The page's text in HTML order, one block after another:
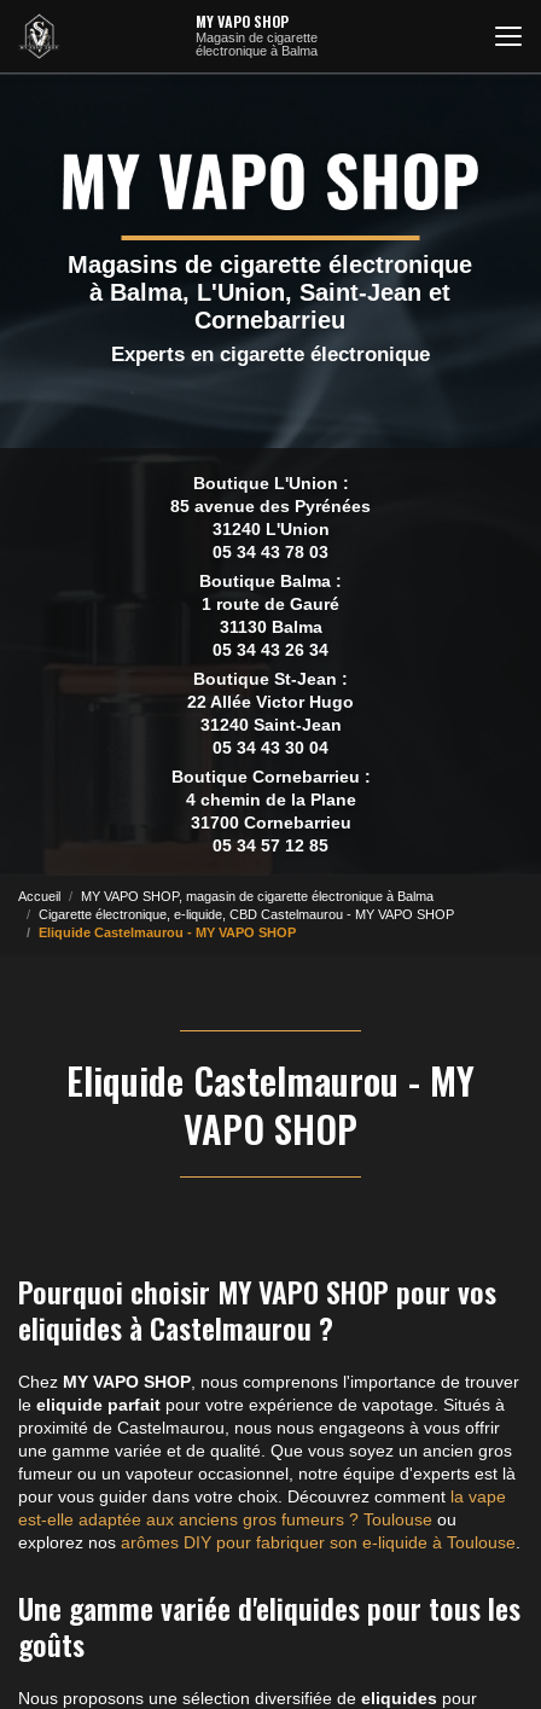
contenu
principal
MY VAPO SHOP
Magasin de cigarette
électronique à Balma
Magasins de cigarette électronique
à Balma, L'Union, Saint-Jean et
Cornebarrieu
Experts en cigarette électronique
Boutique L'Union :
85 avenue des Pyrénées
31240 L'Union
05 34 43 78 03
Boutique Balma :
1 route de Gauré
31130 Balma
05 34 43 26 34
Boutique St-Jean :
22 Allée Victor Hugo
31240 Saint-Jean
05 34 43 30 04
Boutique Cornebarrieu :
4 chemin de la Plane
31700 Cornebarrieu
05 34 57 12 85
Accueil
MY VAPO SHOP, magasin de cigarette électronique à Balma
Cigarette électronique, e-liquide, CBD Castelmaurou - MY VAPO SHOP
Eliquide Castelmaurou - MY VAPO SHOP
Eliquide Castelmaurou - MY
VAPO SHOP
Pourquoi choisir MY VAPO SHOP pour vos
eliquides à Castelmaurou ?
Chez MY VAPO SHOP , nous comprenons l'importance de trouver
le eliquide parfait pour votre expérience de vapotage. Situés à
proximité de Castelmaurou, nous nous engageons à vous offrir
une gamme variée et de qualité. Que vous soyez un ancien gros
fumeur ou un vapoteur occasionnel, notre équipe d'experts est là
pour vous guider dans votre choix. Découvrez comment la vape
est-elle adaptée aux anciens gros fumeurs ? Toulouse ou
explorez nos arômes DIY pour fabriquer son e-liquide à Toulouse
Une gamme variée d'eliquides pour tous les
goûts
Nous proposons une sélection diversifiée de eliquides pour